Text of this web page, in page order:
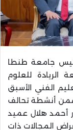
جامعة طنطا
الريادة للعلوم
الفني الأسبق
ضمن أنشطة تحالف
أحمد هلال عميد
المجالات ذات